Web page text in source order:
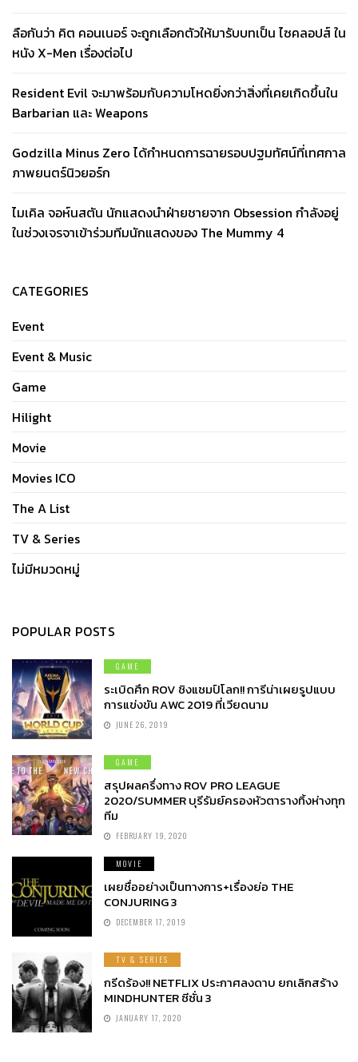
ลือกันว่า คิต คอนเนอร์ จะถูกเลือกตัวให้มารับบทเป็น ไซคลอปส์ ใน
หนัง X-Men เรื่องต่อไป
Resident Evil จะมาพร้อมกับความโหดยิ่งกว่าสิ่งที่เคยเกิดขึ้นใน
Barbarian และ Weapons
Godzilla Minus Zero ได้กำหนดการฉายรอบปฐมทัศน์ที่เทศกาล
ภาพยนตร์นิวยอร์ก
ไมเคิล จอห์นสตัน นักแสดงนำฝ่ายชายจาก Obsession กำลังอยู่
ในช่วงเจรจาเข้าร่วมทีมนักแสดงของ The Mummy 4
CATEGORIES
Event
Event & Music
Game
Hilight
Movie
Movies ICO
The A List
TV & Series
ไม่มีหมวดหมู่
POPULAR POSTS
GAME
ระเบิดศึก ROV ชิงแชมป์โลก!! การีน่าเผยรูปแบบ
การแข่งขัน AWC 2019 ที่เวียดนาม
JUNE 26, 2019
GAME
สรุปผลครึ่งทาง ROV PRO LEAGUE
2020/SUMMER บุรีรัมย์ครองหัวตารางทิ้งห่างทุก
ทีม
FEBRUARY 19, 2020
MOVIE
เผยชื่ออย่างเป็นทางการ+เรื่องย่อ THE
CONJURING 3
DECEMBER 17, 2019
TV & SERIES
กรีดร้อง!! NETFLIX ประกาศลงดาบ ยกเลิกสร้าง
MINDHUNTER ซีซั่น 3
JANUARY 17, 2020